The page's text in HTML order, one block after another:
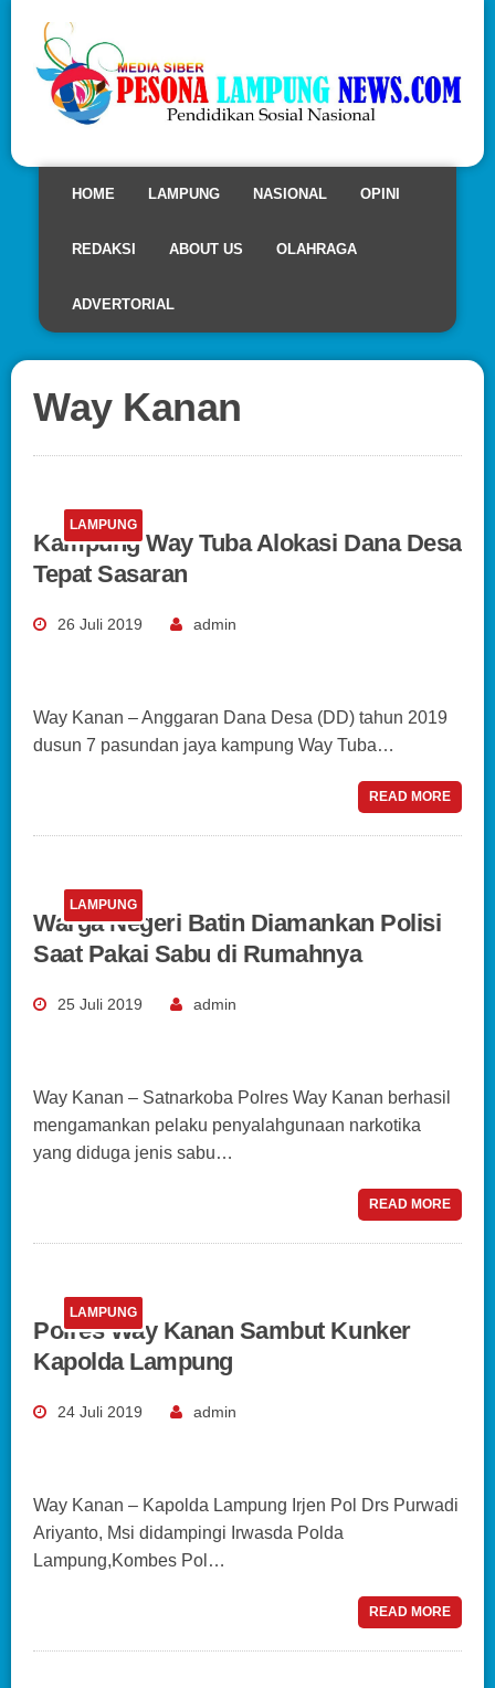
HOME LAMPUNG NASIONAL OPINI
REDAKSI ABOUT US OLAHRAGA
ADVERTORIAL
Way Kanan
LAMPUNG
Kampung Way Tuba Alokasi Dana Desa
Tepat Sasaran
26 Juli 2019 admin
Way Kanan – Anggaran Dana Desa (DD) tahun 2019
dusun 7 pasundan jaya kampung Way Tuba…
READ MORE
LAMPUNG
Warga Negeri Batin Diamankan Polisi
Saat Pakai Sabu di Rumahnya
25 Juli 2019 admin
Way Kanan – Satnarkoba Polres Way Kanan berhasil
mengamankan pelaku penyalahgunaan narkotika
yang diduga jenis sabu…
READ MORE
LAMPUNG
Polres Way Kanan Sambut Kunker
Kapolda Lampung
24 Juli 2019 admin
Way Kanan – Kapolda Lampung Irjen Pol Drs Purwadi
Ariyanto, Msi didampingi Irwasda Polda
Lampung,Kombes Pol…
READ MORE